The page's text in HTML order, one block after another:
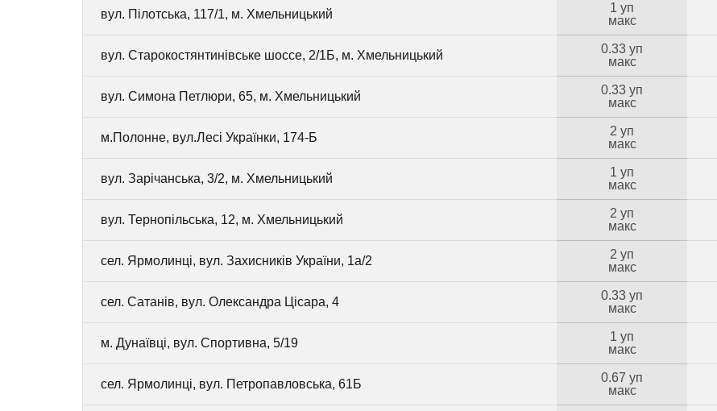
вул. Пілотська, 117/1, м. Хмельницький
1 уп
макс
вул. Старокостянтинівське шоссе, 2/1Б, м. Хмельницький
0.33 уп
макс
вул. Симона Петлюри, 65, м. Хмельницький
0.33 уп
макс
м.Полонне, вул.Лесі Українки, 174-Б
2 уп
макс
вул. Зарічанська, 3/2, м. Хмельницький
1 уп
макс
вул. Тернопільська, 12, м. Хмельницький
2 уп
макс
сел. Ярмолинці, вул. Захисників України, 1а/2
2 уп
макс
сел. Сатанів, вул. Олександра Цісара, 4
0.33 уп
макс
м. Дунаївці, вул. Спортивна, 5/19
1 уп
макс
сел. Ярмолинці, вул. Петропавловська, 61Б
0.67 уп
макс